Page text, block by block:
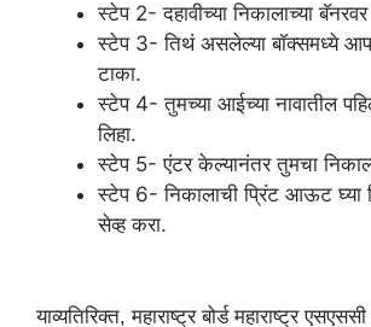
स्टेप 2- दहावीच्या निकालाच्या
स्टेप 3- तिथं असलेल्या बॉक्समध्ये
टाका.
स्टेप 4- तुमच्या आईच्या नावातील
लिहा.
स्टेप 5- एंटर केल्यानंतर तुमचा
स्टेप 6- निकालाची प्रिंट आऊट घ्या
सेव्ह करा.
याव्यतिरिक्त, महाराष्ट्र बोर्ड महाराष्ट्र